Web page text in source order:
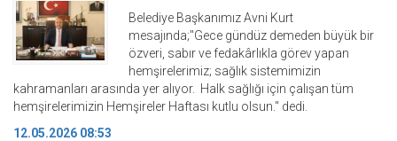
Belediye Başkanımız Avni Kurt
mesajında;"Gece gündüz demeden büyük bir
özveri, sabır ve fedakârlıkla görev yapan
hemşirelerimiz; sağlık sistemimizin
kahramanları arasında yer alıyor. Halk sağlığı için çalışan tüm
hemşirelerimizin Hemşireler Haftası kutlu olsun." dedi.
12.05.2026 08:53